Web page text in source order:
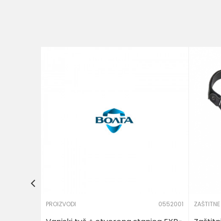
PROIZVODI 0552001